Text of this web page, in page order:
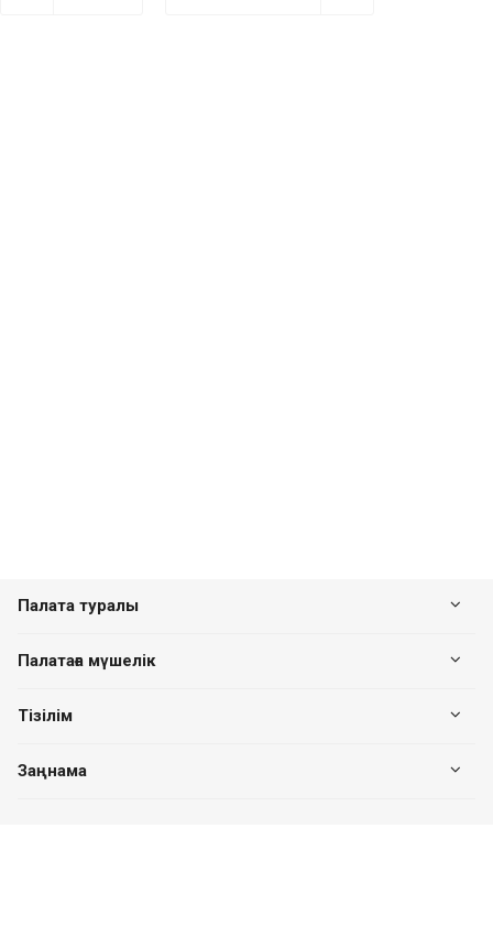
Палата туралы
Палатаға мүшелік
Тізілім
Заңнама